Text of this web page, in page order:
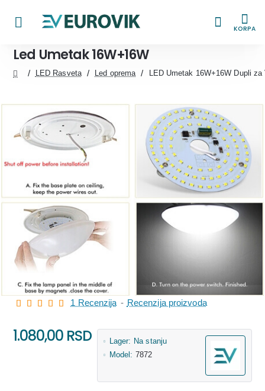
KORPA
Led Umetak 16W+16W
LED Rasveta Led oprema LED Umetak 16W+16W Dupli
1 Recenzija - Recenzija proizvoda
1.080,00 RSD Lager: Na stanju
Model: 7872